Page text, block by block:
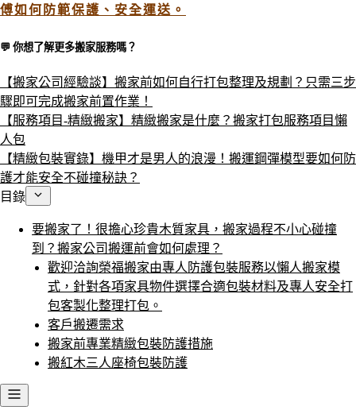
傅如何防範保護、安全運送。
💬 你想了解更多搬家服務嗎？​
【搬家公司經驗談】搬家前如何自行打包整理及規劃？只需三步
驟即可完成搬家前置作業！
【服務項目-精緻搬家】精緻搬家是什麼？搬家打包服務項目懶
人包
【精緻包裝實錄】機甲才是男人的浪漫！搬運鋼彈模型要如何防
護才能安全不碰撞秘訣？
目錄
要搬家了！很擔心珍貴木質家具，搬家過程不小心碰撞
到？搬家公司搬運前會如何處理？
歡迎洽詢榮福搬家由專人防護包裝服務以懶人搬家模
式，針對各項家具物件選擇合適包裝材料及專人安全打
包客製化整理打包。
客戶搬遷需求
搬家前專業精緻包裝防護措施
搬紅木三人座椅包裝防護